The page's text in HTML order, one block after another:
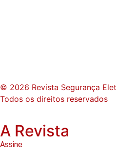
© 2026 Revista Segurança
Todos os direitos reservados
A Revista
Assine